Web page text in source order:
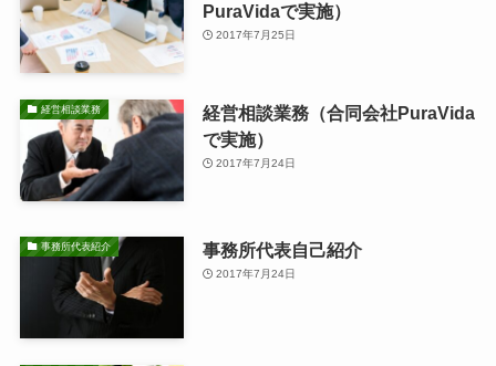
PuraVidaで実施）
2017年7月25日
経営相談業務
経営相談業務（合同会社PuraVida
で実施）
2017年7月24日
事務所代表紹介 事務所代表自己紹介
2017年7月24日